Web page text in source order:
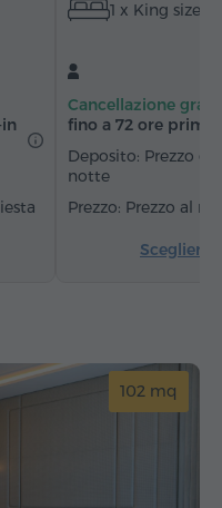
Pantofole
Zona salotto
Poltrona
Servizio sveglia
Acqua in bottiglia
1 x King size
Cancellazione
fino a 72 ore prima
Deposito: Prezzo
notte
Prezzo al
Scegliere
102 mq